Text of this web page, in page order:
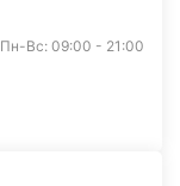
Пн-Вс: 09:00 - 21:00